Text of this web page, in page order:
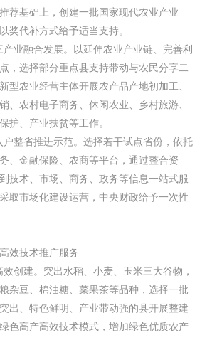
荐基础上，创建一批国家现代农业产业
奖代补方式给予适当支持。
融合发展。以延伸农业产业链、完善利
，选择部分重点县支持带动与农民分享二
型农业经营主体开展农产品产地初加工、
、农村电子商务、休闲农业、乡村旅游、
护、产业扶贫等工作。
省推进示范。选择若干试点省份，依托
、金融保险、农商等平台，通过整合资
技术、市场、商务、政务等信息一站式服
取市场化建设运营，中央财政给予一次性
效技术推广服务
建。突出水稻、小麦、玉米三大谷物，
杂豆、棉油糖、菜果茶等品种，选择一批
出、特色鲜明、产业带动强的县开展整建
色高产高效技术模式，增加绿色优质农产